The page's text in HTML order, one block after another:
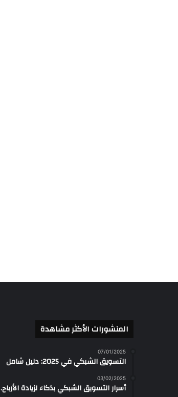
المنشورات الأكثر مشاهدة
07/01/2025
التسويق الشبكي في 2025: دليل شامل
03/02/2025
أسرار التسويق الشبكي بذكاء لزيادة الأرباح.